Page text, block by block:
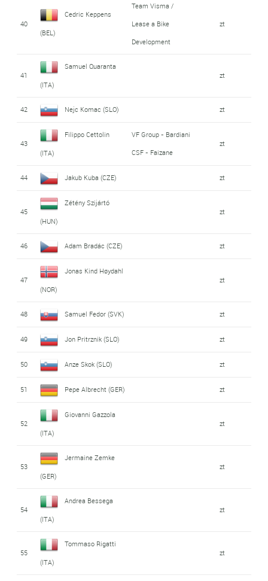
40
Cedric Keppens
(BEL)
Team Visma /
Lease a Bike
Development
zt
41
Samuel Quaranta
(ITA)
zt
42 Nejc Komac (SLO) zt
43
Filippo Cettolin
(ITA)
VF Group - Bardiani
CSF - Faizane
zt
44 Jakub Kuba (CZE) zt
45
Zétény Szijártó
(HUN)
zt
46 Adam Bradác (CZE) zt
47
Jonas Kind Høydahl
(NOR)
zt
48 Samuel Fedor (SVK) zt
49 Jon Pritrznik (SLO) zt
50 Anze Skok (SLO) zt
51 Pepe Albrecht (GER) zt
52
Giovanni Gazzola
(ITA)
zt
53
Jermaine Zemke
(GER)
zt
54
Andrea Bessega
(ITA)
zt
55
Tommaso Rigatti
(ITA)
zt